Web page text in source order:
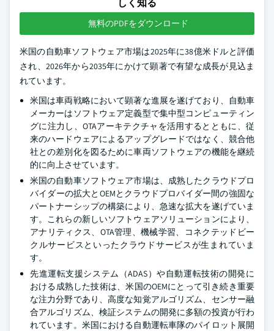
しく知る
無料のPDFをダウンロード
米国の自動車ソフトウェア市場は2025年に38億米ドルと評価
され、2026年から2035年にかけて顕著で有望な成長が見込ま
れています。
米国は車両戦略において顕著な進展を遂げており、自動車
メーカーはソフトウェア定義型で集中型コンピューティン
グに注力し、OTAアーキテクチャを活用するとともに、従
来のハードウェアによるアップグレードではなく、競合他
社との差別化を図るために車両ソフトウェアの機能を継続
的に向上させています。
米国の自動車ソフトウェア市場は、成熟したクラウドプロ
バイダーの拡大とOEMとクラウドプロバイダー間の強固な
パートナーシップの構築により、急速な拡大を遂げていま
す。これらの新しいソフトウェアソリューションにより、
アナリティクス、OTA管理、機械学習、コネクテッドビー
クルサービスといったクラウドサービスが生まれていま
す。
先進運転支援システム（ADAS）や自動運転技術の開発に
おける成熟した技術は、米国のOEMにとって引き続き重要
な注力分野であり、高度な知覚アルゴリズム、センサー融
合アルゴリズム、検証システムの開発に多額の投資が行わ
れています。米国における自動運転車隊のパイロット展開